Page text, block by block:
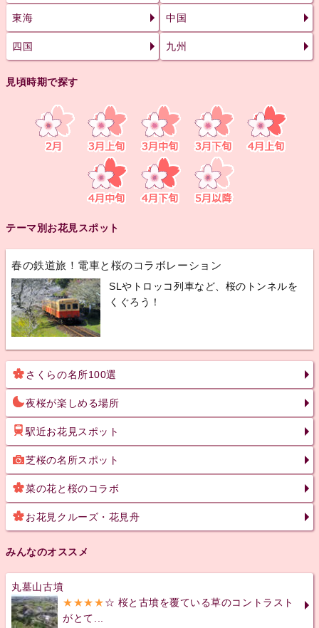
東海 中国
四国 九州
見頃時期で探す
テーマ別お花見スポット
春の鉄道旅！電車と桜のコラボレーション
SLやトロッコ列車など、桜のトンネルを
くぐろう！
さくらの名所100選
夜桜が楽しめる場所
駅近お花見スポット
芝桜の名所スポット
菜の花と桜のコラボ
お花見クルーズ・花見舟
みんなのオススメ
丸墓山古墳
★★★★☆ 桜と古墳を覆ている草のコントラスト
がとて...